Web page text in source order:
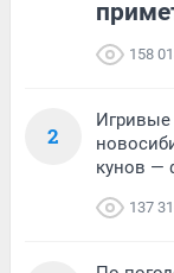
158
2
Игривые
кунов —
137